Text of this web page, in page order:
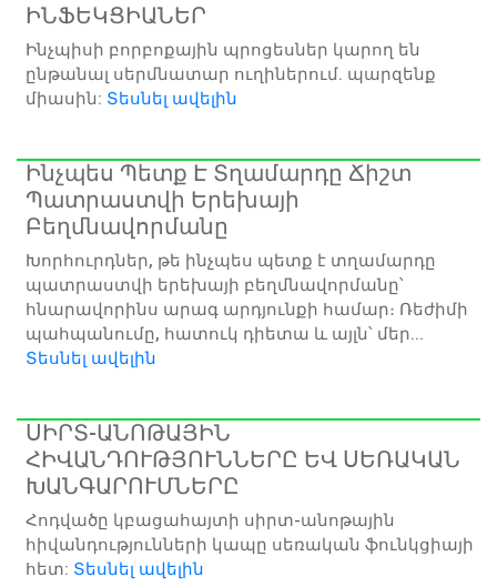
ԻՆՖԵԿՑԻԱՆԵՐ
Ինչպիսի բորբոքային պրոցեսներ կարող են
ընթանալ սերմնատար ուղիներում. պարզենք
միասին: Տեսնել ավելին
Ինչպես Պետք Է Տղամարդը Ճիշտ
Պատրաստվի Երեխայի
Բեղմնավորմանը
Խորհուրդներ, թե ինչպես պետք է տղամարդը
պատրաստվի երեխայի բեղմնավորմանը՝
հնարավորինս արագ արդյունքի համար։ Ռեժիմի
պահպանումը, հատուկ դիետա և այլն՝ մեր...
Տեսնել ավելին
ՍԻՐՏ-ԱՆՈԹԱՅԻՆ
ՀԻՎԱՆԴՈՒԹՅՈՒՆՆԵՐԸ ԵՎ ՍԵՌԱԿԱՆ
ԽԱՆԳԱՐՈՒՄՆԵՐԸ
Հոդվածը կբացահայտի սիրտ-անոթային
հիվանդությունների կապը սեռական ֆունկցիայի
հետ: Տեսնել ավելին